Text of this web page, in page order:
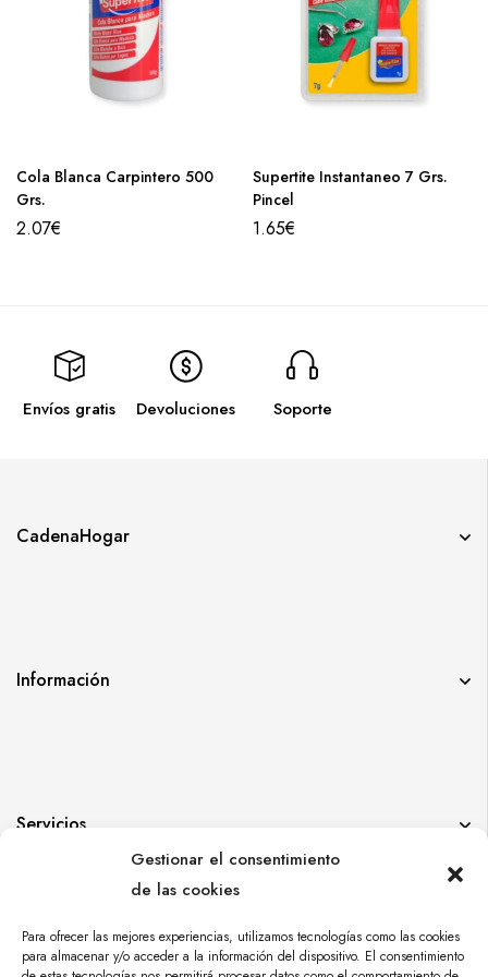
Gestionar el consentimiento
de las cookies
Para ofrecer las mejores experiencias, utilizamos tecnologías como las cookies
para almacenar y/o acceder a la información del dispositivo. El consentimiento
Cola Blanca Carpintero 500
Grs.
2.07€
Supertite Instantaneo 7 Grs.
Pincel
1.65€
Envíos gratis Devoluciones Soporte
CadenaHogar
Información
Servicios